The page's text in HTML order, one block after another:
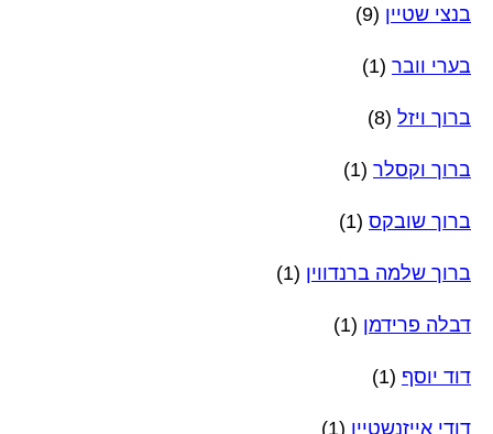
בנצי שטיין (9)
בערי וובר (1)
ברוך ויזל (8)
ברוך וקסלר (1)
ברוך שובקס (1)
ברוך שלמה ברנדווין (1)
דבלה פרידמן (1)
דוד יוסף (1)
דודי אייזנשטיין (1)